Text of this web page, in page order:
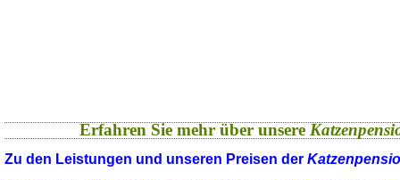
Erfahren Sie mehr über unsere
Zu den Leistungen und unseren Preisen der